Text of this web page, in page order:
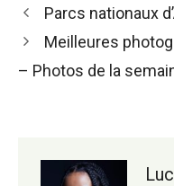
Navigation
des
Parcs nationaux
Meilleures
– Photos de la